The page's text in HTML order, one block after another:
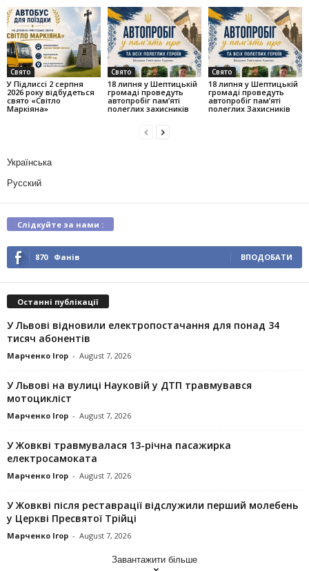
Свято
У Підлиссі 2 серпня
2026 року відбудеться
свято «Світло
Маркіяна»
Свято
18 липня у Шептицькій
громаді проведуть
автопробіг пам’яті
полеглих захисників
Свято
18 липня у Шептицькій
громаді проведуть
автопробіг пам’яті
полеглих Захисників
Українська
Русский
Слідкуйте за нами :
870 Фанів ВПОДОБАТИ
Останні публікації
У Львові відновили електропостачання для понад 34
тисяч абонентів
Марченко Ігор - August 7, 2026
У Львові на вулиці Науковій у ДТП травмувався
мотоцикліст
Марченко Ігор - August 7, 2026
У Жовкві травмувалася 13-річна пасажирка
електросамоката
Марченко Ігор - August 7, 2026
У Жовкві після реставрації відслужили перший молебень
у Церкві Пресвятої Трійці
Марченко Ігор - August 7, 2026
Завантажити більше